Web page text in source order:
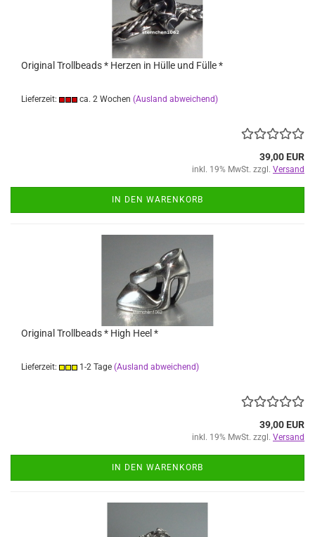
Original Trollbeads * Herzen in Hülle und Fülle *
Lieferzeit: ca. 2 Wochen (Ausland abweichend)
39,00 EUR
inkl. 19% MwSt. zzgl. Versand
IN DEN WARENKORB
Original Trollbeads * High Heel *
Lieferzeit: 1-2 Tage (Ausland abweichend)
39,00 EUR
inkl. 19% MwSt. zzgl. Versand
IN DEN WARENKORB